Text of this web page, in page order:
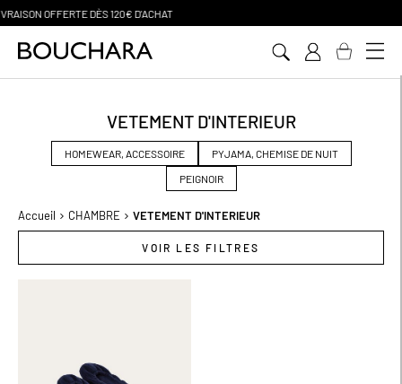
VETEMENT D'INTERIEUR
HOMEWEAR, ACCESSOIRE
PYJAMA, CHEMISE DE NUIT
PEIGNOIR
Accueil CHAMBRE VETEMENT D'INTERIEUR
VOIR LES FILTRES